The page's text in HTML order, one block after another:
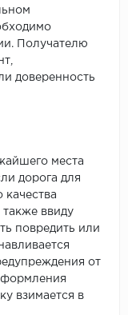
Получателю
доверенность
места
дорога для
качества
ввиду
повредить или
от
взимается в